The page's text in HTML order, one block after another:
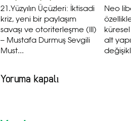
21.Yüzyılın Üçüzleri: İktisadi
kriz, yeni bir paylaşım
savaşı ve otoriterleşme (III)
– Mustafa Durmuş Sevgili
Must...
Neo
alt
Yoruma kapalı